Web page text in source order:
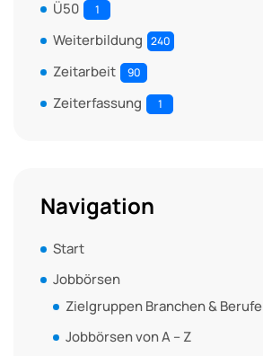
Ü50 1
Weiterbildung 240
Zeitarbeit 90
Zeiterfassung 1
Navigation
Start
Jobbörsen
Zielgruppen Branchen & Berufe
Jobbörsen von A – Z